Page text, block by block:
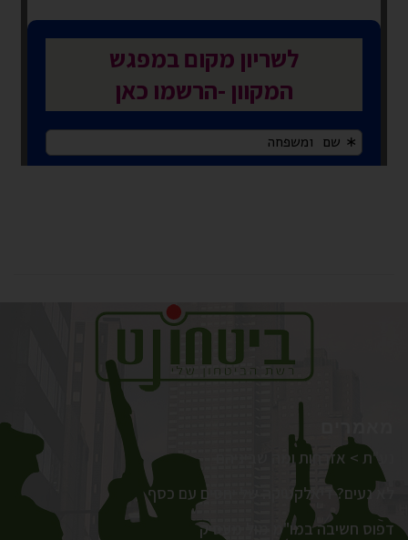
נע"ת > אזרחות ומה שביניהם
לא נעים? דיאלקטיקה של יחסים עם כסף
דפוס חשיבה במו"מ מול מעסיק